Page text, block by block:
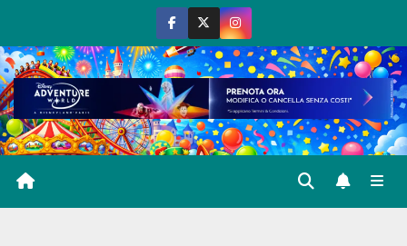
al
contenuto